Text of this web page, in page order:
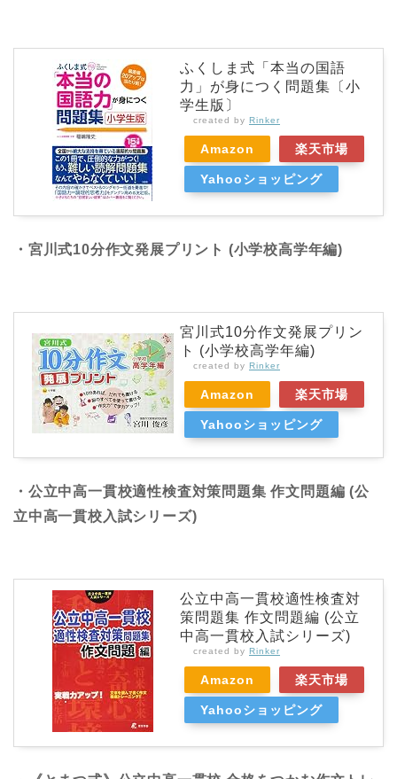
ふくしま式「本当の国語
力」が身につく問題集〔小
学生版〕
created by Rinker
Amazon 楽天市場
Yahooショッピング
・宮川式10分作文発展プリント (小学校高学年編)
宮川式10分作文発展プリン
ト (小学校高学年編)
created by Rinker
Amazon 楽天市場
Yahooショッピング
・公立中高一貫校適性検査対策問題集 作文問題編 (公
立中高一貫校入試シリーズ)
公立中高一貫校適性検査対
策問題集 作文問題編 (公立
中高一貫校入試シリーズ)
created by Rinker
Amazon 楽天市場
Yahooショッピング